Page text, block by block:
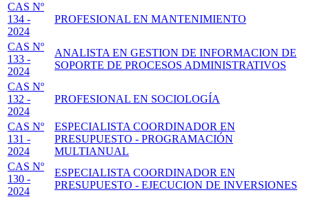
CAS Nº
134 -
2024
PROFESIONAL EN MANTENIMIENTO
CAS Nº
133 -
2024
ANALISTA EN GESTION DE INFORMACION DE
SOPORTE DE PROCESOS ADMINISTRATIVOS
CAS Nº
132 -
2024
PROFESIONAL EN SOCIOLOGÍA
CAS Nº
131 -
2024
ESPECIALISTA COORDINADOR EN
PRESUPUESTO - PROGRAMACIÓN
MULTIANUAL
CAS Nº
130 -
2024
ESPECIALISTA COORDINADOR EN
PRESUPUESTO - EJECUCION DE INVERSIONES